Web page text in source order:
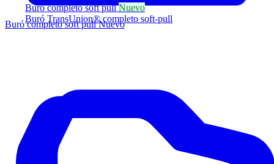
Buró completo soft pullNuevo
Buró TransUnion® completo soft-pull
Buró completo soft pullNuevo